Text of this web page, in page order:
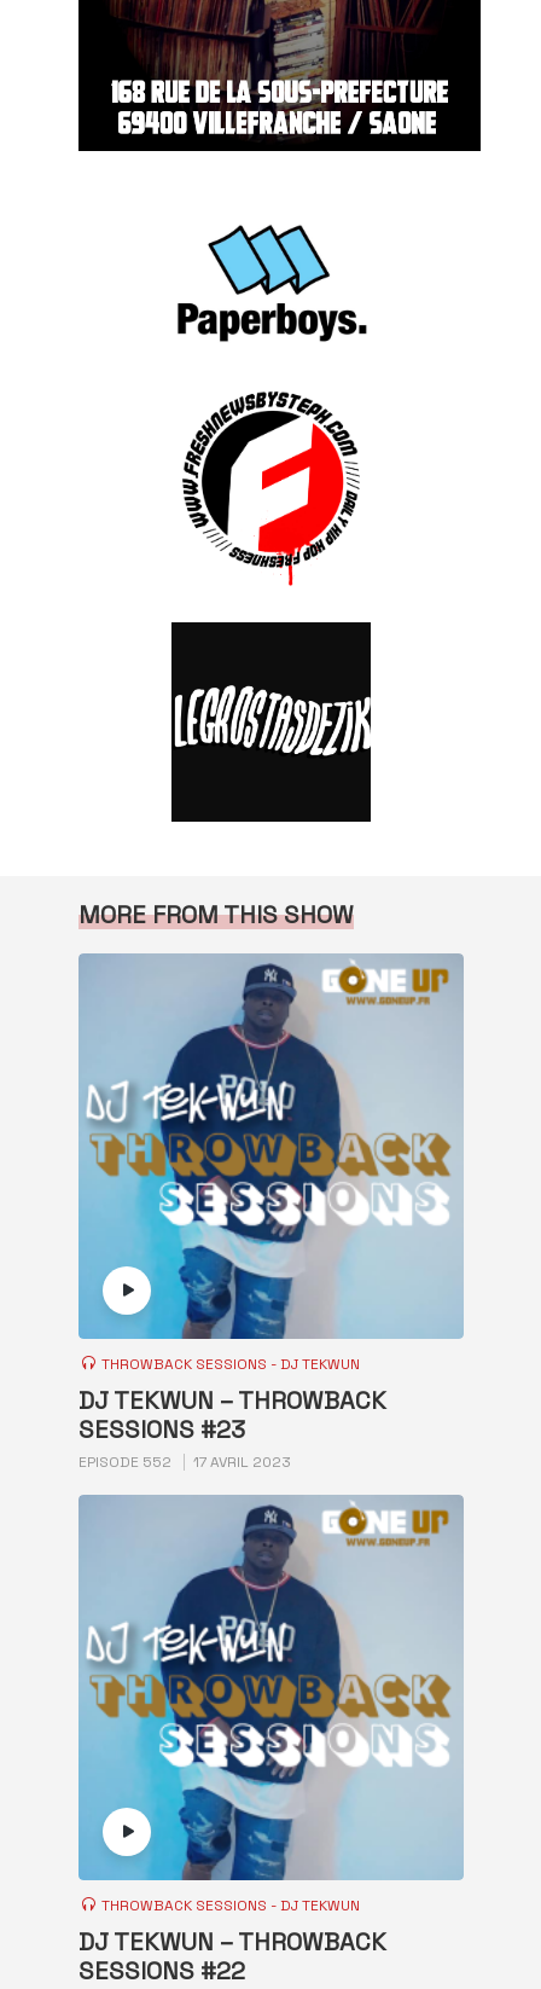
MORE FROM THIS SHOW
THROWBACK SESSIONS - DJ TEKWUN
DJ TEKWUN – THROWBACK
SESSIONS #23
EPISODE 552 17 AVRIL 2023
THROWBACK SESSIONS - DJ TEKWUN
DJ TEKWUN – THROWBACK
SESSIONS #22